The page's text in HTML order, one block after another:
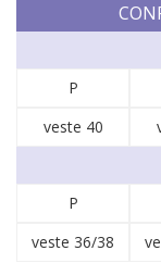
P
veste 40
P
veste 36/38